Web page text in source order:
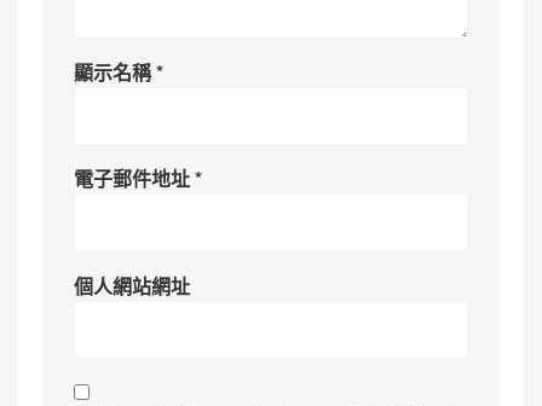
顯示名稱*
電子郵件地址*
個人網站網址